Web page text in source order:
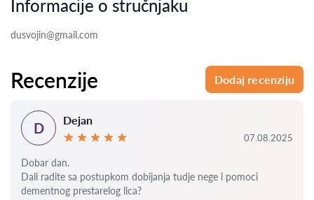
Informacije o stručnjaku
dusvojin@gmail.com
Recenzije Dodaj recenziju
D Dejan
07.08.2025
Dobar dan.
Dali radite sa postupkom dobijanja tudje nege i pomoci
dementnog prestarelog lica?